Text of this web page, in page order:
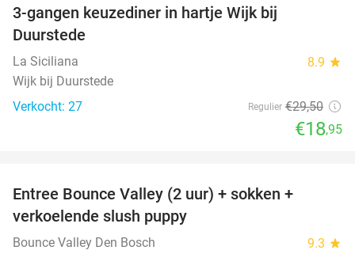
3-gangen keuzediner in hartje Wijk bij
Duurstede
La Siciliana 8.9 star
Wijk bij Duurstede
Verkocht: 27
Regulier €29,50
€18,95
Entree Bounce Valley (2 uur) + sokken +
verkoelende slush puppy
Bounce Valley Den Bosch 9.3 star